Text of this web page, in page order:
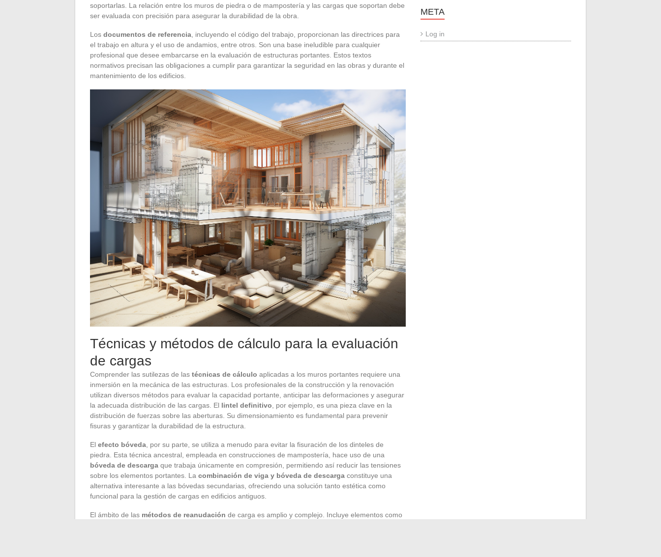
soportarlas. La relación entre los muros de piedra o de mampostería y las cargas que soportan debe
ser evaluada con precisión para asegurar la durabilidad de la obra.
Los documentos de referencia , incluyendo el código del trabajo, proporcionan las directrices para
el trabajo en altura y el uso de andamios, entre otros. Son una base ineludible para cualquier
profesional que desee embarcarse en la evaluación de estructuras portantes. Estos textos
normativos precisan las obligaciones a cumplir para garantizar la seguridad en las obras y durante el
mantenimiento de los edificios.
Técnicas y métodos de cálculo para la evaluación
de cargas
Comprender las sutilezas de las técnicas de cálculo aplicadas a los muros portantes requiere una
inmersión en la mecánica de las estructuras. Los profesionales de la construcción y la renovación
utilizan diversos métodos para evaluar la capacidad portante, anticipar las deformaciones y asegurar
la adecuada distribución de las cargas. El lintel definitivo , por ejemplo, es una pieza clave en la
distribución de fuerzas sobre las aberturas. Su dimensionamiento es fundamental para prevenir
fisuras y garantizar la durabilidad de la estructura.
El efecto bóveda , por su parte, se utiliza a menudo para evitar la fisuración de los dinteles de
piedra. Esta técnica ancestral, empleada en construcciones de mampostería, hace uso de una
bóveda de descarga que trabaja únicamente en compresión, permitiendo así reducir las tensiones
sobre los elementos portantes. La combinación de viga y bóveda de descarga constituye una
alternativa interesante a las bóvedas secundarias, ofreciendo una solución tanto estética como
funcional para la gestión de cargas en edificios antiguos.
El ámbito de las métodos de reanudación de carga es amplio y complejo. Incluye elementos como
META
Log in